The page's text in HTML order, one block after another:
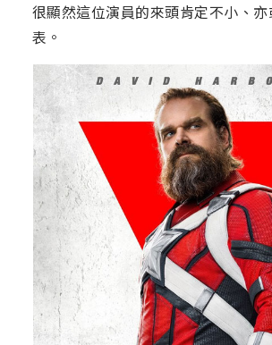
很顯然這位演員的來頭肯定不小、
表。